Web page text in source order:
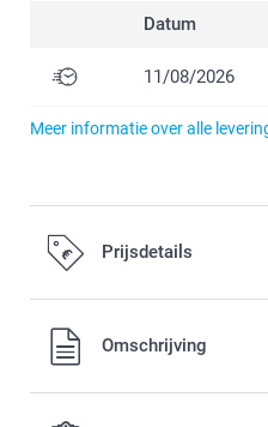
Datum
11/08/2026
Meer informatie over alle
Prijsdetails
Alle prijzen zijn inclusief BTW
Omschrijving